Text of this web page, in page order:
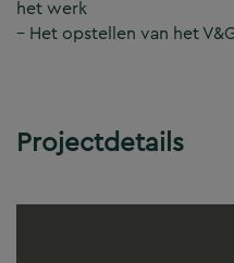
het werk
– Het opstellen van het
Projectdetails